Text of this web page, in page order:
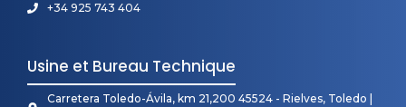
+34 925 743 404
Usine et Bureau Technique
Carretera Toledo-Ávila, km 21,200 45524 - Rielves, Toledo |